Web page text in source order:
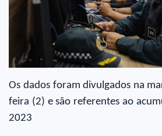
Os dados foram divulgados na
feira (2) e são referentes ao
2023